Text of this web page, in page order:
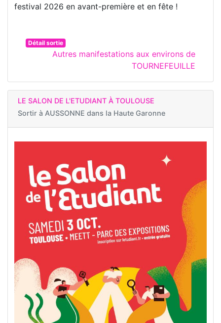
festival 2026 en avant-première et en fête !
Détail sortie
Autres manifestations aux environs de
TOURNEFEUILLE
LE SALON DE L'ETUDIANT À TOULOUSE
Sortir à AUSSONNE dans la Haute Garonne